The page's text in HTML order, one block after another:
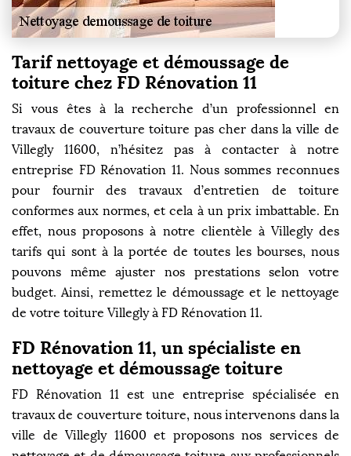
Tarif nettoyage et démoussage de
toiture chez FD Rénovation 11
Si vous êtes à la recherche d’un professionnel en
travaux de couverture toiture pas cher dans la ville de
Villegly 11600, n’hésitez pas à contacter à notre
entreprise FD Rénovation 11. Nous sommes reconnues
pour fournir des travaux d’entretien de toiture
conformes aux normes, et cela à un prix imbattable. En
effet, nous proposons à notre clientèle à Villegly des
tarifs qui sont à la portée de toutes les bourses, nous
pouvons même ajuster nos prestations selon votre
budget. Ainsi, remettez le démoussage et le nettoyage
de votre toiture Villegly à FD Rénovation 11.
FD Rénovation 11, un spécialiste en
nettoyage et démoussage toiture
FD Rénovation 11 est une entreprise spécialisée en
travaux de couverture toiture, nous intervenons dans la
ville de Villegly 11600 et proposons nos services de